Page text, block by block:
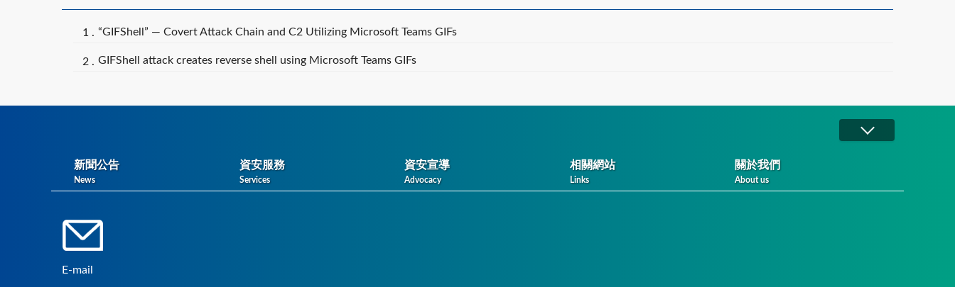
“GIFShell” — Covert Attack Chain and C2 Utilizing Microsoft Teams GIFs
GIFShell attack creates reverse shell using Microsoft Teams GIFs
新聞公告
News
資安服務
Services
資安宣導
Advocacy
相關網站
Links
關於我們
About us
E-mail